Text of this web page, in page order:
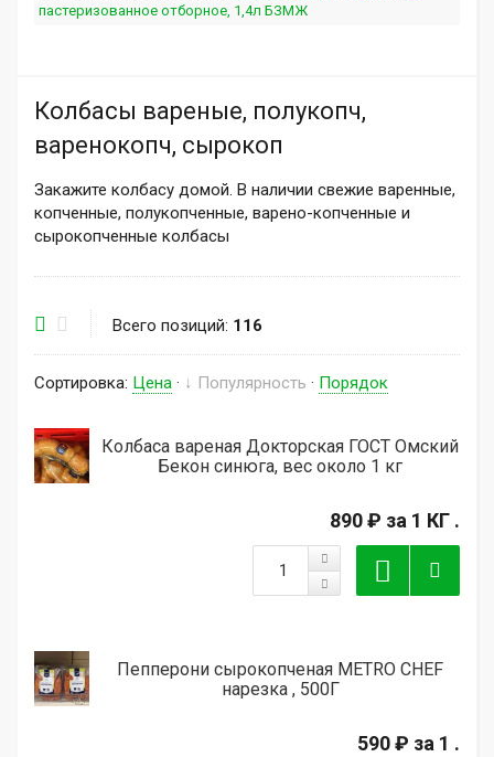
пастеризованное отборное, 1,4л БЗМЖ
Колбасы вареные, полукопч,
варенокопч, сырокоп
Закажите колбасу домой. В наличии свежие варенные,
копченные, полукопченные, варено-копченные и
сырокопченные колбасы
Всего позиций: 116
Сортировка: Цена · ↓ Популярность · Порядок
Колбаса вареная Докторская ГОСТ Омский
Бекон синюга, вес около 1 кг
890 ₽ за 1 КГ .
Пепперони сырокопченая METRO CHEF
нарезка , 500Г
590 ₽ за 1 .